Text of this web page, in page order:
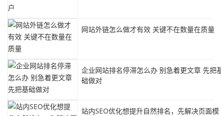
网站外链怎么做才有效 关键不在数量在质量
企业网站排名停滞怎么办 别急着更文章 先把
础做对
站内SEO优化想提升自然排名，先解决页面模